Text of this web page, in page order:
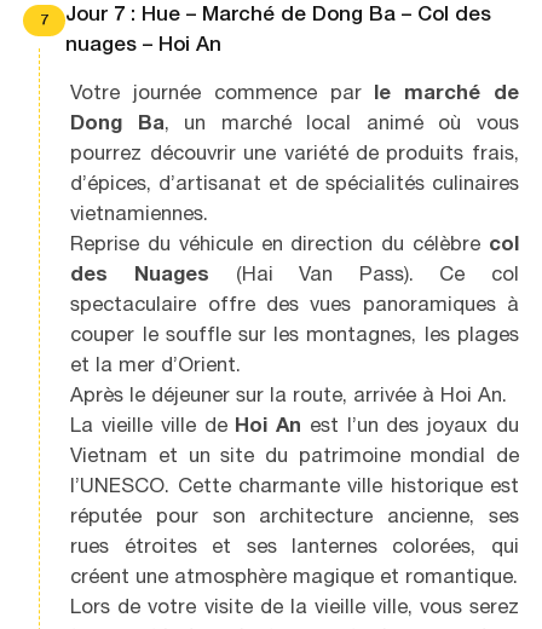
7
Jour 7 : Hue – Marché de Dong Ba – Col des
nuages – Hoi An
Votre journée commence par le marché de
Dong Ba, un marché local animé où vous
pourrez découvrir une variété de produits frais,
d’épices, d’artisanat et de spécialités culinaires
vietnamiennes.
Reprise du véhicule en direction du célèbre col
des Nuages (Hai Van Pass). Ce col
spectaculaire offre des vues panoramiques à
couper le souffle sur les montagnes, les plages
et la mer d’Orient.
Après le déjeuner sur la route, arrivée à Hoi An.
La vieille ville de Hoi An est l’un des joyaux du
Vietnam et un site du patrimoine mondial de
l’UNESCO. Cette charmante ville historique est
réputée pour son architecture ancienne, ses
rues étroites et ses lanternes colorées, qui
créent une atmosphère magique et romantique.
Lors de votre visite de la vieille ville, vous serez